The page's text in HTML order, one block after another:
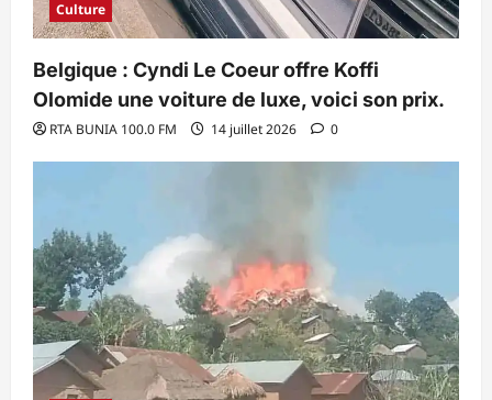
Culture
Belgique : Cyndi Le Coeur offre Koffi
Olomide une voiture de luxe, voici son prix.
RTA BUNIA 100.0 FM 14 juillet 2026 0